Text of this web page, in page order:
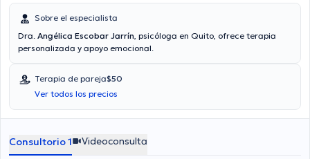
Sobre el especialista
Dra. Angélica Escobar Jarrín, psicóloga en Quito, ofrece terapia
personalizada y apoyo emocional.
Terapia de pareja$50
Ver todos los precios
Consultorio 1 Videoconsulta